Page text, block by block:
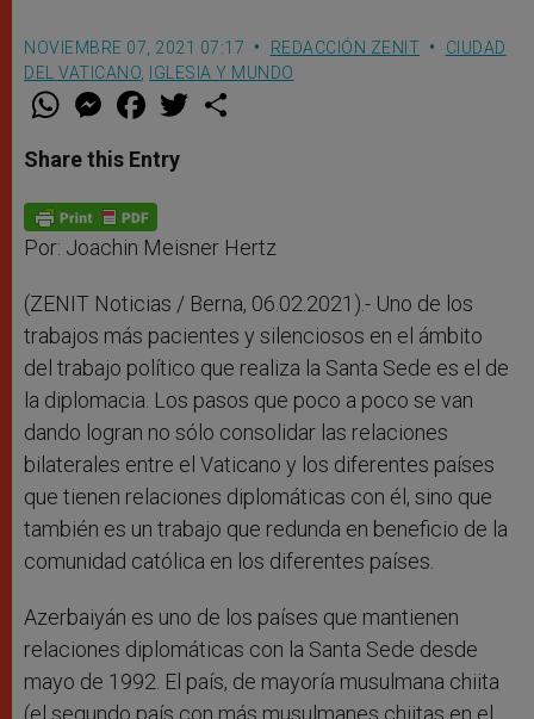
NOVIEMBRE 07, 2021 07:17 REDACCIÓN ZENIT
CIUDAD
DEL VATICANO
IGLESIA Y MUNDO
W
t
s
p
p
M
e
s
e
g
e
r
F
a
e
b
o
k
w
Share this Entry
Por: Joachin Meisner Hertz
(ZENIT Noticias / Berna, 06.02.2021).- Uno de los
trabajos más pacientes y silenciosos en el ámbito
del trabajo político que realiza la Santa Sede es el de
la diplomacia. Los pasos que poco a poco se van
dando logran no sólo consolidar las relaciones
bilaterales entre el Vaticano y los diferentes países
que tienen relaciones diplomáticas con él, sino que
también es un trabajo que redunda en beneficio de la
comunidad católica en los diferentes países.
Azerbaiyán es uno de los países que mantienen
relaciones diplomáticas con la Santa Sede desde
mayo de 1992. El país, de mayoría musulmana chiita
(el segundo país con más musulmanes chiitas en el